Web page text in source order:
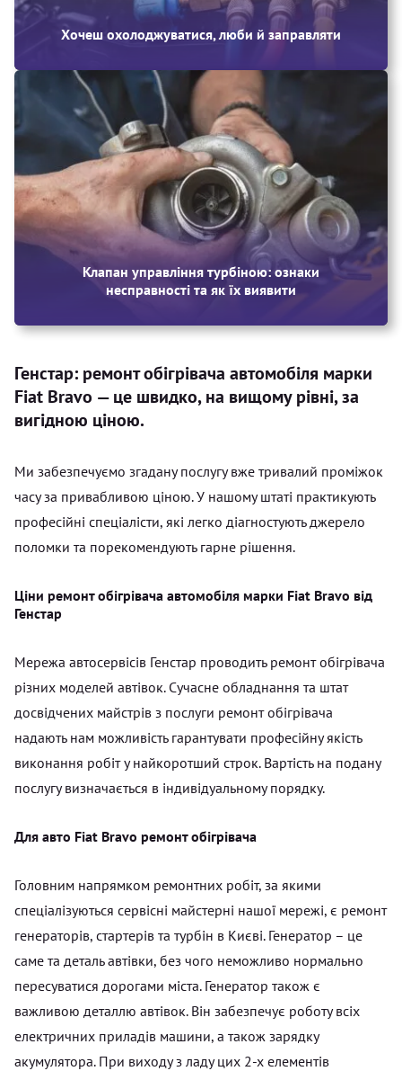
Хочеш охолоджуватися, люби й заправляти
Клапан управління турбіною: ознаки
несправності та як їх виявити
Генстар: ремонт обігрівача автомобіля марки
Fiat Bravo — це швидко, на вищому рівні, за
вигідною ціною.
Ми забезпечуємо згадану послугу вже тривалий проміжок
часу за привабливою ціною. У нашому штаті практикують
професійні спеціалісти, які легко діагностують джерело
поломки та порекомендують гарне рішення.
Ціни ремонт обігрівача автомобіля марки Fiat Bravo від
Генстар
Мережа автосервісів Генстар проводить ремонт обігрівача
різних моделей автівок. Сучасне обладнання та штат
досвідчених майстрів з послуги ремонт обігрівача
надають нам можливість гарантувати професійну якість
виконання робіт у найкоротший строк. Вартість на подану
послугу визначається в індивідуальному порядку.
Для авто Fiat Bravo ремонт обігрівача
Головним напрямком ремонтних робіт, за якими
спеціалізуються сервісні майстерні нашої мережі, є ремонт
генераторів, стартерів та турбін в Києві. Генератор – це
саме та деталь автівки, без чого неможливо нормально
пересуватися дорогами міста. Генератор також є
важливою деталлю автівок. Він забезпечує роботу всіх
електричних приладів машини, а також зарядку
акумулятора. При виходу з ладу цих 2-х елементів